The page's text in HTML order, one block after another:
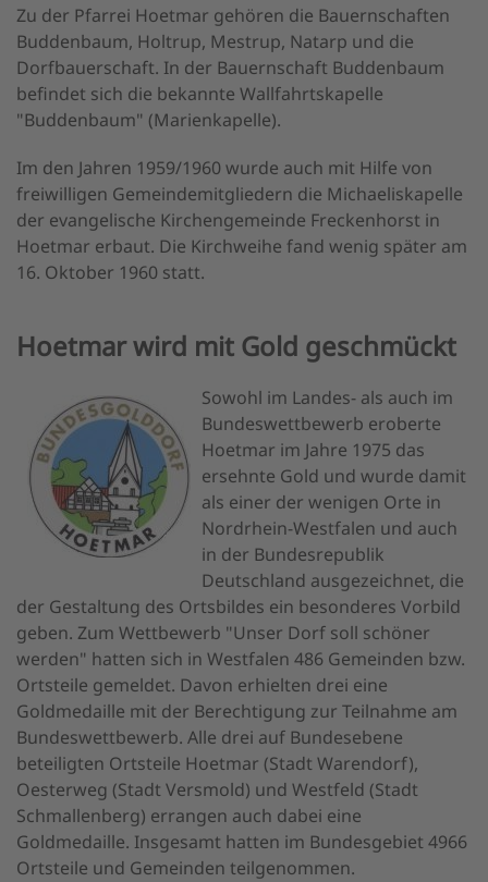
Zu der Pfarrei Hoetmar gehören die Bauernschaften
Buddenbaum, Holtrup, Mestrup, Natarp und die
Dorfbauerschaft. In der Bauernschaft Buddenbaum
befindet sich die bekannte Wallfahrtskapelle
"Buddenbaum" (Marienkapelle).
Im den Jahren 1959/1960 wurde auch mit Hilfe von
freiwilligen Gemeindemitgliedern die Michaeliskapelle
der evangelische Kirchengemeinde Freckenhorst in
Hoetmar erbaut. Die Kirchweihe fand wenig später am
16. Oktober 1960 statt.
Hoetmar wird mit Gold geschmückt
Sowohl im Landes- als auch im
Bundeswettbewerb eroberte
Hoetmar im Jahre 1975 das
ersehnte Gold und wurde damit
als einer der wenigen Orte in
Nordrhein-Westfalen und auch
in der Bundesrepublik
Deutschland ausgezeichnet, die
der Gestaltung des Ortsbildes ein besonderes Vorbild
geben. Zum Wettbewerb "Unser Dorf soll schöner
werden" hatten sich in Westfalen 486 Gemeinden bzw.
Ortsteile gemeldet. Davon erhielten drei eine
Goldmedaille mit der Berechtigung zur Teilnahme am
Bundeswettbewerb. Alle drei auf Bundesebene
beteiligten Ortsteile Hoetmar (Stadt Warendorf),
Oesterweg (Stadt Versmold) und Westfeld (Stadt
Schmallenberg) errangen auch dabei eine
Goldmedaille. Insgesamt hatten im Bundesgebiet 4966
Ortsteile und Gemeinden teilgenommen.